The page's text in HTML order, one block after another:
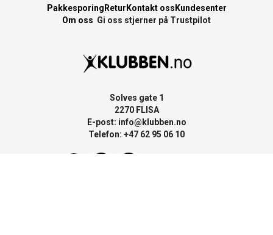
Pakkesporing Retur Kontakt oss Kundesenter
Om oss Gi oss stjerner på Trustpilot
Solves gate 1
2270 FLISA
E-post: info@klubben.no
Telefon: +47 62 95 06 10